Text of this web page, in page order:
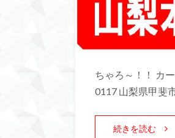
ちゃろ～！！ カ
0117 山梨県甲斐
続きを読む